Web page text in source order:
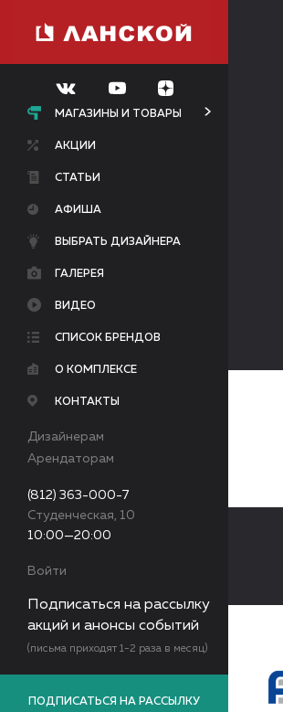
МАГАЗИНЫ И ТОВАРЫ
АКЦИИ
СТАТЬИ
АФИША
ВЫБРАТЬ ДИЗАЙНЕРА
ГАЛЕРЕЯ
ВИДЕО
СПИСОК БРЕНДОВ
О КОМПЛЕКСЕ
КОНТАКТЫ
Дизайнерам
Арендаторам
(812) 363-000-7
Студенческая, 10
10:00—20:00
Войти
Подписаться на рассылку
акций и анонсы событий
(письма приходят 1-2 раза в месяц)
ПОДПИСАТЬСЯ НА РАССЫЛКУ